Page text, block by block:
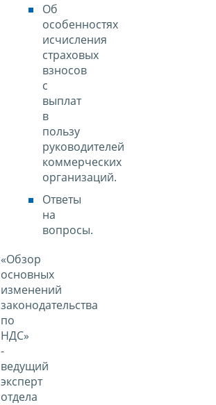
Об
особенностях
исчисления
страховых
взносов
с
выплат
в
пользу
руководителей
коммерческих
организаций.
Ответы
на
вопросы.
«Обзор
основных
изменений
законодательства
по
НДС»
-
ведущий
эксперт
отдела